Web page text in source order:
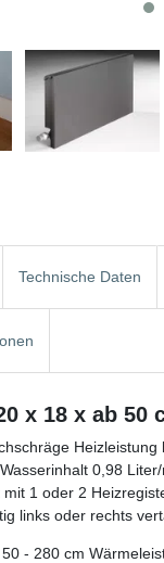
Technische Daten
x 18 x ab 50
Heizleistung
0,98 Liter/
1 oder 2
links oder rechts
- 280 cm